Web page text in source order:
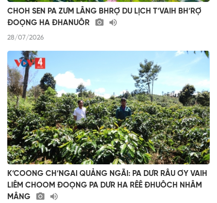
CHOH SEN PA ZƯM LÂNG BHRỢ DU LỊCH T’VAIH BH’RỢ
ĐOỌNG HA ĐHANUÔR
28/07/2026
K’COONG CH’NGAI QUẢNG NGÃI: PA DƯR RÂU ƠY VAIH
LIÊM CHOOM ĐOỌNG PA DƯR HA RÊÊ ĐHUÔCH NHÂM
MÂNG